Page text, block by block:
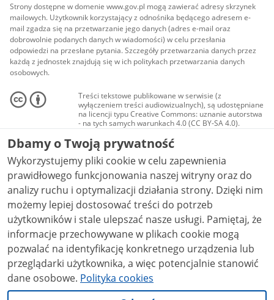
Strony dostępne w domenie www.gov.pl mogą zawierać adresy skrzynek
mailowych. Użytkownik korzystający z odnośnika będącego adresem e-
mail zgadza się na przetwarzanie jego danych (adres e-mail oraz
dobrowolnie podanych danych w wiadomości) w celu przesłania
odpowiedzi na przesłane pytania. Szczegóły przetwarzania danych przez
każdą z jednostek znajdują się w ich politykach przetwarzania danych
osobowych.
Treści tekstowe publikowane w serwisie (z
wyłączeniem treści audiowizualnych), są udostępniane
na licencji typu Creative Commons: uznanie autorstwa
- na tych samych warunkach 4.0 (CC BY-SA 4.0).
Materiały audiowizualne, w tym zdjęcia, materiały
audio i wideo, są udostępniane na licencji typu
Creative Commons: uznanie autorstwa użycie
niekomercyjne - bez utworów zależnych 4.0 (CC BY-
NC-ND 4.0), o ile nie jest to stwierdzone inaczej.
Dbamy o Twoją prywatność
Wykorzystujemy pliki cookie w celu zapewnienia
prawidłowego funkcjonowania naszej witryny oraz do
analizy ruchu i optymalizacji działania strony. Dzięki nim
możemy lepiej dostosować treści do potrzeb
użytkowników i stale ulepszać nasze usługi. Pamiętaj, że
informacje przechowywane w plikach cookie mogą
pozwalać na identyfikację konkretnego urządzenia lub
przeglądarki użytkownika, a więc potencjalnie stanowić
dane osobowe. Polityka cookies